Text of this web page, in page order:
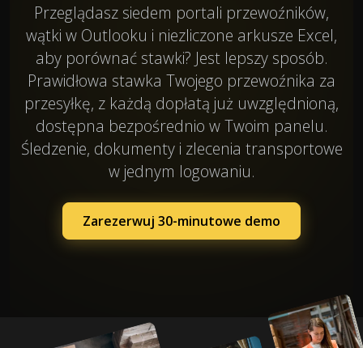
Przeglądasz siedem portali przewoźników,
wątki w Outlooku i niezliczone arkusze Excel,
aby porównać stawki? Jest lepszy sposób.
Prawidłowa stawka Twojego przewoźnika za
przesyłkę, z każdą dopłatą już uwzględnioną,
dostępna bezpośrednio w Twoim panelu.
Śledzenie, dokumenty i zlecenia transportowe
w jednym logowaniu.
Zarezerwuj 30-minutowe demo